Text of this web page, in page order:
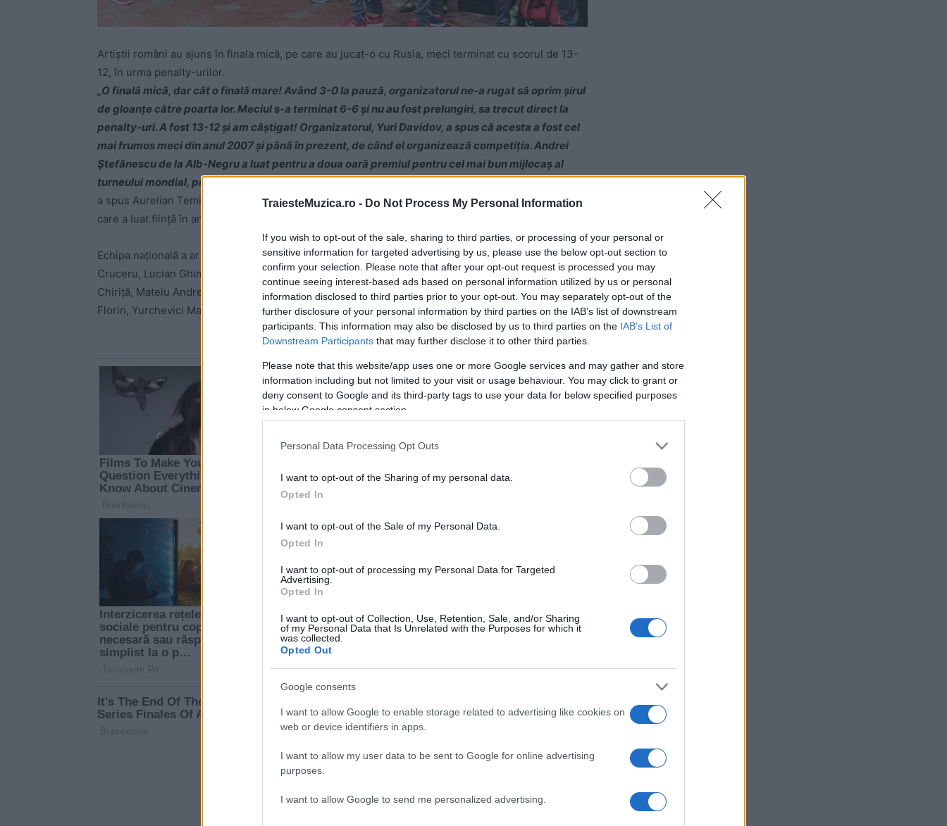
TraiesteMuzica.ro - Do Not Process My Personal Information
If you wish to opt-out of the sale, sharing to third parties, or processing of your personal or
sensitive information for targeted advertising by us, please use the below opt-out section to
confirm your selection. Please note that after your opt-out request is processed you may
continue seeing interest-based ads based on personal information utilized by us or personal
information disclosed to third parties prior to your opt-out. You may separately opt-out of the
further disclosure of your personal information by third parties on the IAB’s list of downstream
participants. This information may also be disclosed by us to third parties on the IAB’s List of
Downstream Participants that may further disclose it to other third parties.
Please note that this website/app uses one or more Google services and may gather and store
information including but not limited to your visit or usage behaviour. You may click to grant or
deny consent to Google and its third-party tags to use your data for below specified purposes
in below Google consent section.
Personal Data Processing Opt Outs
I want to opt-out of the Sharing of my personal data.
Opted In
I want to opt-out of the Sale of my Personal Data.
Opted In
I want to opt-out of processing my Personal Data for Targeted
Advertising.
Opted In
I want to opt-out of Collection, Use, Retention, Sale, and/or Sharing
of my Personal Data that Is Unrelated with the Purposes for which it
was collected.
Opted Out
Google consents
I want to allow Google to enable storage related to advertising like cookies on
web or device identifiers in apps.
I want to allow my user data to be sent to Google for online advertising
purposes.
I want to allow Google to send me personalized advertising.
Artiştii români au ajuns în finala mică, pe care au jucat-o cu Rusia, meci terminat cu scorul de 13-
12, în urma penalty-urilor.
„O finală mică, dar cât o finală mare! Având 3-0 la pauză, organizatorul ne-a rugat să oprim şirul
de gloanţe către poarta lor. Meciul s-a terminat 6-6 şi nu au fost prelungiri, sa trecut direct la
penalty-uri. A fost 13-12 şi am câştigat! Organizatorul, Yuri Davidov, a spus că acesta a fost cel
mai frumos meci din anul 2007 şi până în prezent, de când el organizează competiţia. Andrei
Ştefănescu de la Alb-Negru a luat pentru a doua oară premiul pentru cel mai bun mijlocaş al
turneului mondial, primul fiind obţinut în anul 2014, atunci când am devenit campioni mondiali“
a spus Aurelian Temişan, unul dintre cei trei membri fondatori ai Naţionalei Artiştilor Fotbalişti,
care a luat fiinţă în anul 1991.
Echipa naţională a artiştilor fotbalişti este compusă din Aurelian Temișan, Cosmin Seleşi, Dan
Cruceru, Lucian Ghimiși, Ghedi Kamara, Mircea Brânzei, Rareș Varniote, Andrei Ștefănescu, Daniel
Chiriță, Mateiu Andrei, Valentin Stan, Marius Mitu, Cristian Dumitrache, Paul Gheorghe, Lixandru
Florin, Yurchevici Marian, Beniamin Cioantă, Florin Moise şi Cornel Păsat.